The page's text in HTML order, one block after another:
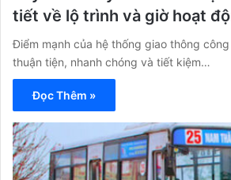
tiết về lộ trình và giờ hoạt
Điểm mạnh của hệ thống giao thông
thuận tiện, nhanh chóng và tiết kiệm…
Đọc Thêm »